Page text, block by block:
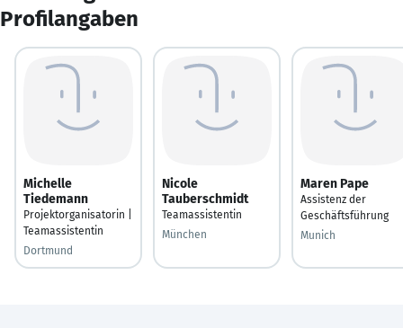
Profilangaben
Michelle
Tiedemann
Projektorganisatorin |
Teamassistentin
Dortmund
Nicole
Tauberschmidt
Teamassistentin
München
Maren Pape
Assistenz der
Geschäftsführung
Munich